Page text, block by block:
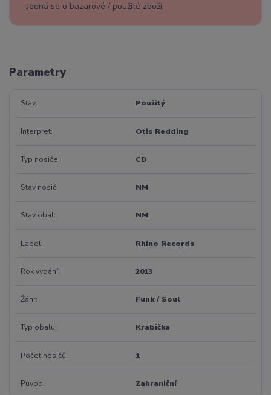
Jedná se o bazarové / použité zboží
Parametry
Stav Použitý
Interpret Otis Redding
Typ nosiče CD
Stav nosič NM
Stav obal NM
Label Rhino Records
Rok vydání 2013
Žánr Funk / Soul
Typ obalu Krabička
Počet nosičů 1
Původ Zahraniční